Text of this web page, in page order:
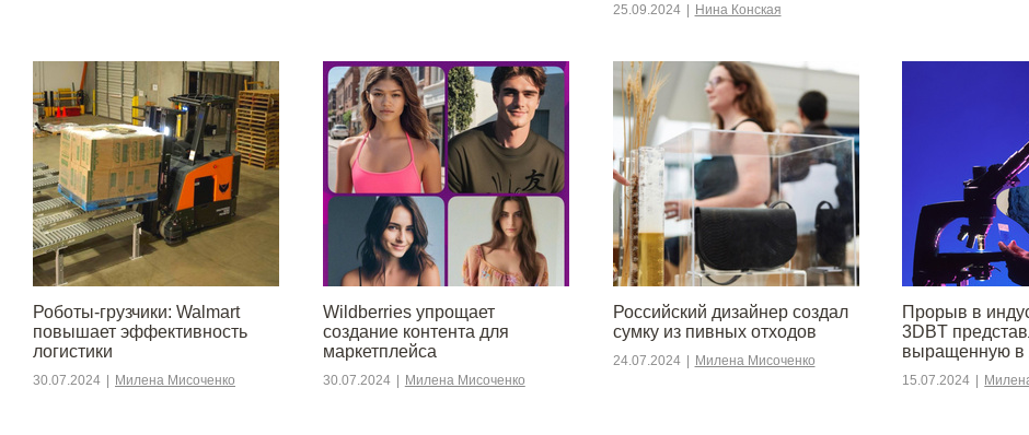
25.09.2024 Нина Конская
Роботы-грузчики: Walmart
повышает эффективность
логистики
30.07.2024 Милена Мисоченко
Wildberries упрощает
создание контента для
маркетплейса
30.07.2024 Милена Мисоченко
Российский дизайнер создал
сумку из пивных отходов
24.07.2024 Милена Мисоченко
Прорыв в
3DBT
выращенную в
15.07.2024